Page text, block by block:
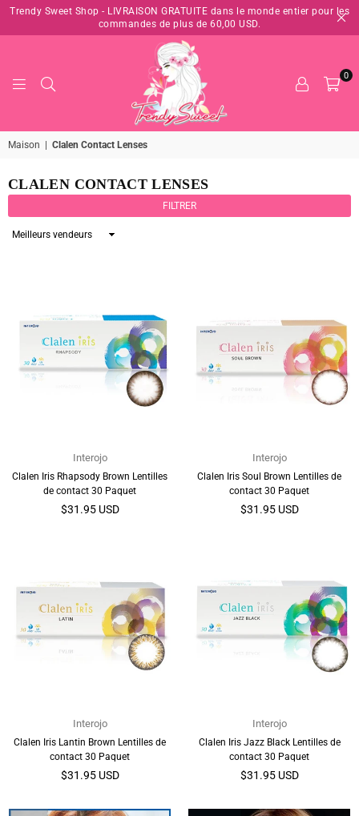
Trendy Sweet Shop - LIVRAISON GRATUITE dans le monde entier pour les
commandes de plus de 60,00 USD.
TRENDY
0
Maison Clalen Contact Lenses
CLALEN CONTACT LENSES
FILTRER
Appliquer
Interojo
Clalen Iris Rhapsody Brown Lentilles
de contact 30 Paquet
Prix
$31.95 USD
Interojo
Clalen Iris Soul Brown Lentilles de
contact 30 Paquet
Prix
$31.95 USD
Interojo
Clalen Iris Lantin Brown Lentilles de
contact 30 Paquet
Prix
$31.95 USD
Interojo
Clalen Iris Jazz Black Lentilles de
contact 30 Paquet
Prix
$31.95 USD